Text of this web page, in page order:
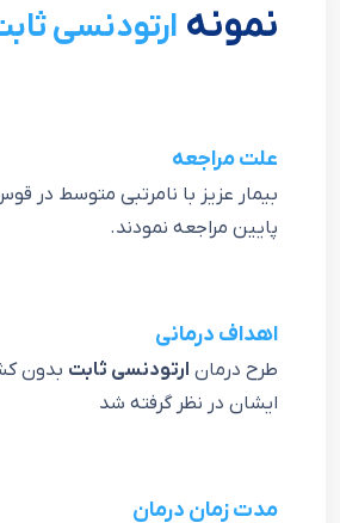
نمونه ارتودنسی
علت مراجعه
بيمار عزيز با نامرتبي متوسط در
پايين مراجعه نمودند.
اهداف درمانی
طرح درمان ارتودنسي ثابت بدون
ايشان در نظر گرفته شد
مدت زمان درمان